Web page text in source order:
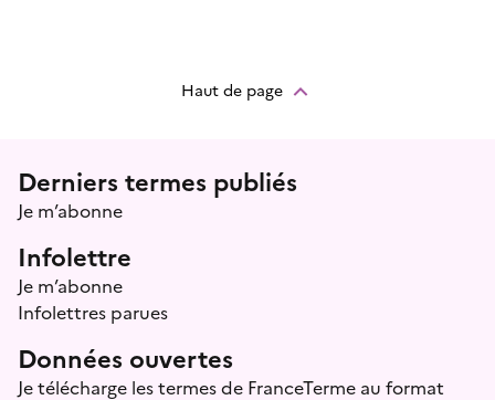
Haut de page
Menu prefooter
Derniers termes publiés
Je m’abonne
Infolettre
Je m’abonne
Infolettres parues
Données ouvertes
Je télécharge les termes de FranceTerme au format